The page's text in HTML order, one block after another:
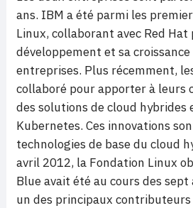
ans. IBM a été parmi les
Linux, collaborant avec Red Hat
développement et sa croissance
entreprises. Plus récemment,
collaboré pour apporter à leurs
des solutions de cloud hybrides
Kubernetes. Ces innovations
technologies de base du cloud
avril 2012, la Fondation Linux
Blue avait été au cours des
un des principaux contributeurs